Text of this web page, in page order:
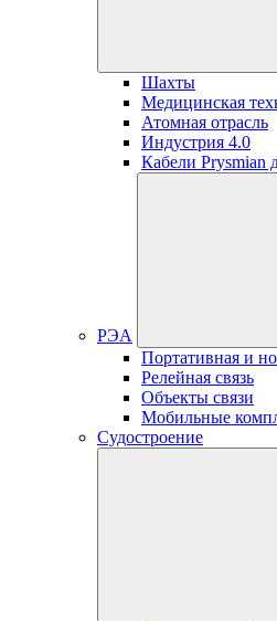
Шахты
Медицинская
Атомная отрасль
Индустрия 4.0
Кабели Prysmian
РЭА
Портативная и
Релейная связь
Объекты связи
Мобильные
Судостроение